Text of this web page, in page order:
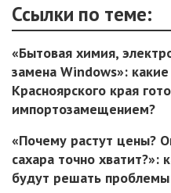
Ссылки по теме:
«Бытовая химия,
замена Windows»:
Красноярского края
импортозамещением?
«Почему растут цены?
сахара точно хватит?»:
будут решать